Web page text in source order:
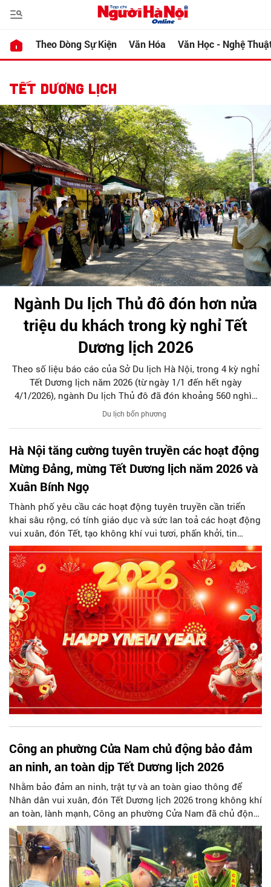
Theo Dòng Sự Kiện Văn Hóa Văn Học - Nghệ
TẾT DƯƠNG LỊCH
Ngành Du lịch Thủ đô đón hơn nửa
triệu du khách trong kỳ nghỉ Tết
Dương lịch 2026
Theo số liệu báo cáo của Sở Du lịch Hà Nội, trong 4 kỳ nghỉ
Tết Dương lịch năm 2026 (từ ngày 1/1 đến hết ngày
4/1/2026), ngành Du lịch Thủ đô đã đón khoảng 560 nghìn
lượt khách, trong đó khoảng 110 nghìn lượt khách quốc tế
và 450 nghìn lượt khách nội địa. Tổng thu từ khách du lịch
Du lịch bốn phương
Hà Nội tăng cường tuyên truyền các hoạt động
Mừng Đảng, mừng Tết Dương lịch năm 2026 và
Xuân Bính Ngọ
Thành phố yêu cầu các hoạt động tuyên truyền cần triển
khai sâu rộng, có tính giáo dục và sức lan toả các hoạt động
vui xuân, đón Tết, tạo không khí vui tươi, phấn khởi, tin
tưởng, tự hào trong toàn xã hội; đảm bảo Nhân dân đón Tết
Dương lịch 2026 và Tết Nguyên đán Bính Ngọ lành mạnh, an
toàn, tiết kiệm, với tinh thần “mọi người, mọi nhà đều có
Tết”...
Công an phường Cửa Nam chủ động bảo đảm
an ninh, an toàn dịp Tết Dương lịch 2026
Nhằm bảo đảm an ninh, trật tự và an toàn giao thông để
Nhân dân vui xuân, đón Tết Dương lịch 2026 trong không khí
an toàn, lành mạnh, Công an phường Cửa Nam đã chủ động
xây dựng và triển khai đồng bộ các phương án bảo đảm an
ninh, trật tự trên toàn địa bàn, đặc biệt tập trung vào thời
điểm cao điểm đêm 31/12 – thời gian diễn ra các hoạt động
vui chơi, tập trung đông người và bắn pháo hoa chào năm
mới.